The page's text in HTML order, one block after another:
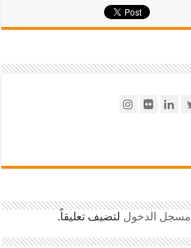
مسجل الدخول لتضيف تعليقاً.